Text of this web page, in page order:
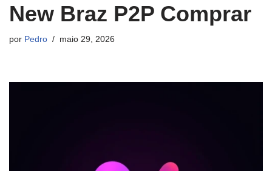
New Braz P2P Comprar
por Pedro maio 29, 2026